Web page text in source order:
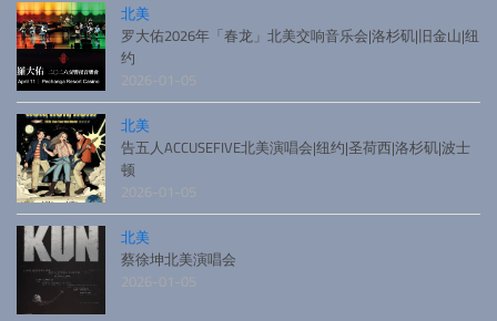
北美
罗大佑2026年「春龙」北美交响音乐会|洛杉矶|旧金山|纽
约
2026-01-05
北美
告五人ACCUSEFIVE北美演唱会|纽约|圣荷西|洛杉矶|波士
顿
2026-01-05
北美
蔡徐坤北美演唱会
2026-01-05